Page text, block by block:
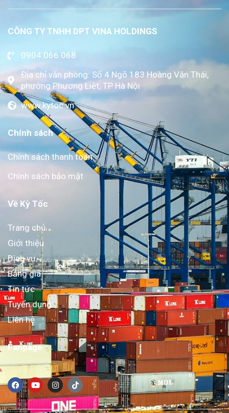
CÔNG TY TNHH DPT VINA HOLDINGS
0904.066.068
Địa chỉ văn phòng: Số 4 Ngõ 183 Hoàng Văn Thái,
phường Phương Liệt, TP Hà Nội
www.kytoc.vn
Chính sách
Chính sách thanh toán
Chính sách bảo mật
Về Kỳ Tốc
Trang chủ
Giới thiệu
Dịch vụ
Bảng giá
Tin tức
Tuyển dụng
Liên hệ
Fanpage